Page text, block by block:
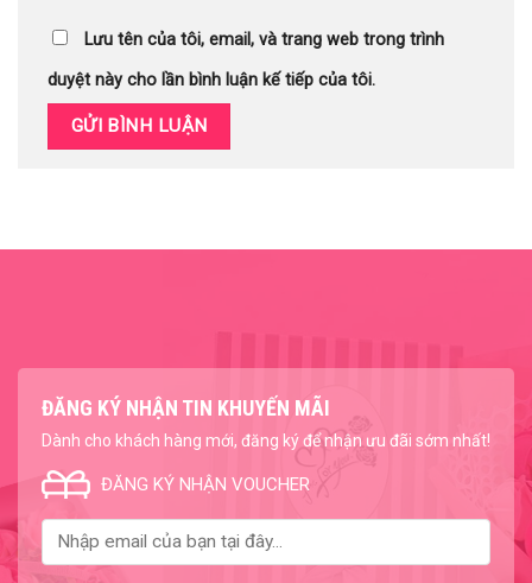
Lưu tên của tôi, email, và trang web trong trình
duyệt này cho lần bình luận kế tiếp của tôi.
ĐĂNG KÝ NHẬN TIN KHUYẾN MÃI
Dành cho khách hàng mới, đăng ký để nhận ưu đãi sớm nhất!
ĐĂNG KÝ NHẬN VOUCHER